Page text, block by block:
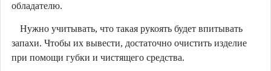
обладателю.
Нужно учитывать, что такая рукоять будет впитывать
запахи. Чтобы их вывести, достаточно очистить изделие
при помощи губки и чистящего средства.